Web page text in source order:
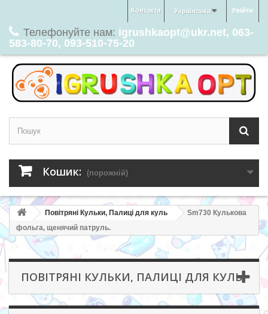
Увійти
Українська
Контакти
Телефонуйте нам: igrushkaopt@ukr.net, 063-
583-80-70, 093-510-75-20
Кошик: (порожній)
Повітряні Кульки, Палиці для куль
Sm730 Кулькова
фольга, щенячий патруль.
ПОВІТРЯНІ КУЛЬКИ, ПАЛИЦІ ДЛЯ КУЛЬ